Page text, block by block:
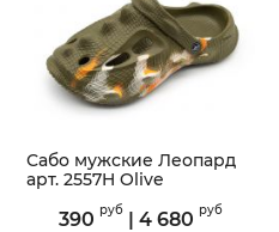
Сабо мужские Леопард
арт. 2557H Olive
2557H
390 руб | 4 680 руб